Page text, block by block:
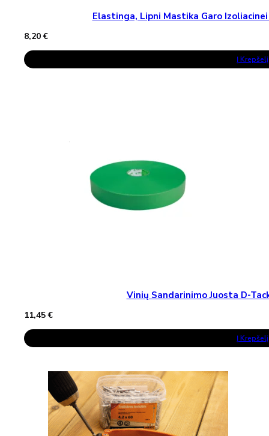
Elastinga, Lipni Mastika Garo Izoliacinei
8,20€
Į Krepšelį
Vinių Sandarinimo Juosta D-
11,45€
Į Krepšelį